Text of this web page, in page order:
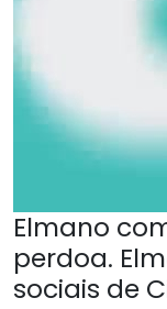
Elmano
perdoa.
sociais de